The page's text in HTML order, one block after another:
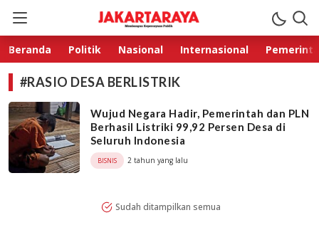
Jakarta Raya
Membangun Kepercayaan Publik
Beranda Politik Nasional Internasional
#RASIO DESA BERLISTRIK
Wujud Negara Hadir, Pemerintah dan PLN
Berhasil Listriki 99,92 Persen Desa di
Seluruh Indonesia
BISNIS 2 tahun yang lalu
Sudah ditampilkan semua